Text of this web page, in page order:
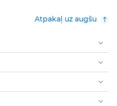
Atpakaļ uz augšu